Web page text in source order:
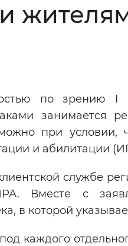
по зрению I
занимается
при условии,
и абилитации
службе
Вместе с
в которой
каждого